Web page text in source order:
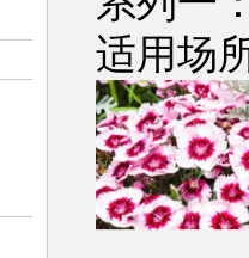
适用场